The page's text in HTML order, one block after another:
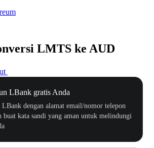
LMTS ke AUD
LBank gratis Anda
dengan alamat email/nomor telepon
buat kata sandi yang aman untuk melindungi